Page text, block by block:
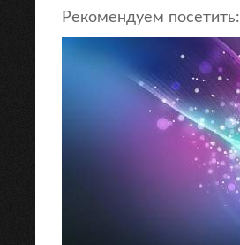
Рекомендуем посетить: